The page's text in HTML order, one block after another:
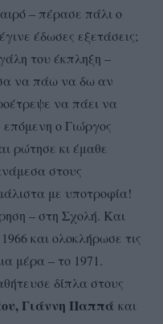
– πέρασε πάλι ο
έδωσες εξετάσεις;
του έκπληξη –
να πάω να δω αν
να πάει να
ο Γιώργος
ρώτησε κι έμαθε
στους
με υποτροφία!
– στη Σχολή. Και
και ολοκλήρωσε τις
μέρα – το 1971.
δίπλα στους
Γιάννη Παππά και